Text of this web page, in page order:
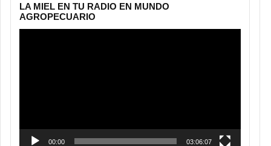
LA MIEL EN TU RADIO EN MUNDO
AGROPECUARIO
00:00 03:06:07